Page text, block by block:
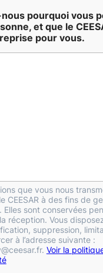
pourquoi vous
et que le
pour vous.
que vous nous
CEESAR à des fins de
Elles sont conservées
réception. Vous
suppression,
à l’adresse suivante :
Voir la